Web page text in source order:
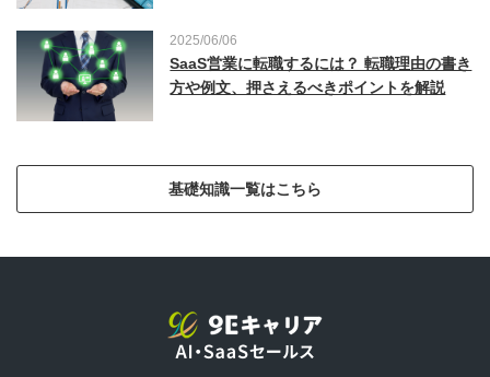
2025/06/06
SaaS営業に転職するには？ 転職理由の書き
方や例文、押さえるべきポイントを解説
基礎知識一覧はこちら